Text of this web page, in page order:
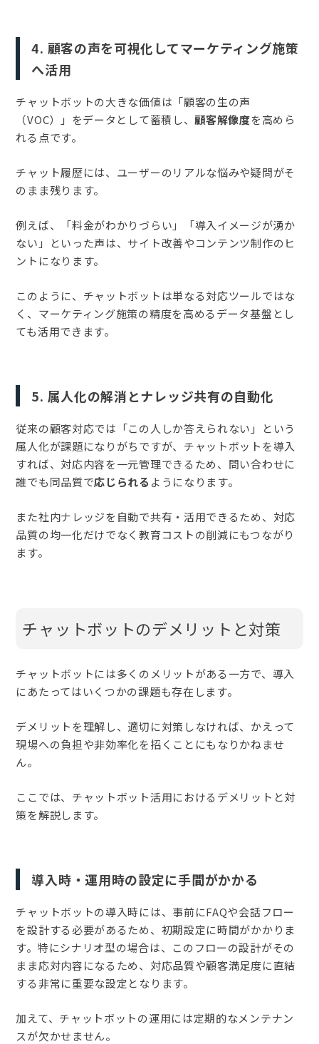
4. 顧客の声を可視化してマーケティング施策
へ活用
チャットボットの大きな価値は「顧客の生の声
（VOC）」をデータとして蓄積し、顧客解像度を高めら
れる点です。
チャット履歴には、ユーザーのリアルな悩みや疑問がそ
のまま残ります。
例えば、「料金がわかりづらい」「導入イメージが湧か
ない」といった声は、サイト改善やコンテンツ制作のヒ
ントになります。
このように、チャットボットは単なる対応ツールではな
く、マーケティング施策の精度を高めるデータ基盤とし
ても活用できます。
5. 属人化の解消とナレッジ共有の自動化
従来の顧客対応では「この人しか答えられない」という
属人化が課題になりがちですが、チャットボットを導入
すれば、対応内容を一元管理できるため、問い合わせに
誰でも同品質で応じられる ようになります。
また社内ナレッジを自動で共有・活用できるため、対応
品質の均一化だけでなく教育コストの削減にもつながり
ます。
チャットボットのデメリットと対策
チャットボットには多くのメリットがある一方で、導入
にあたってはいくつかの課題も存在します。
デメリットを理解し、適切に対策しなければ、かえって
現場への負担や非効率化を招くことにもなりかねませ
ん。
ここでは、チャットボット活用におけるデメリットと対
策を解説します。
導入時・運用時の設定に手間がかかる
チャットボットの導入時には、事前にFAQや会話フロー
を設計する必要があるため、初期設定に時間がかかりま
す。特にシナリオ型の場合は、このフローの設計がその
まま応対内容になるため、対応品質や顧客満足度に直結
する非常に重要な設定となります。
加えて、チャットボットの運用には定期的なメンテナン
スが欠かせません。